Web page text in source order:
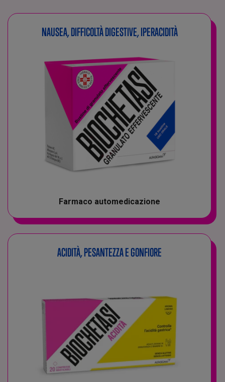
NAUSEA, DIFFICOLTÀ DIGESTIVE, IPERACIDITÀ
Farmaco automedicazione
ACIDITÀ, PESANTEZZA E GONFIORE